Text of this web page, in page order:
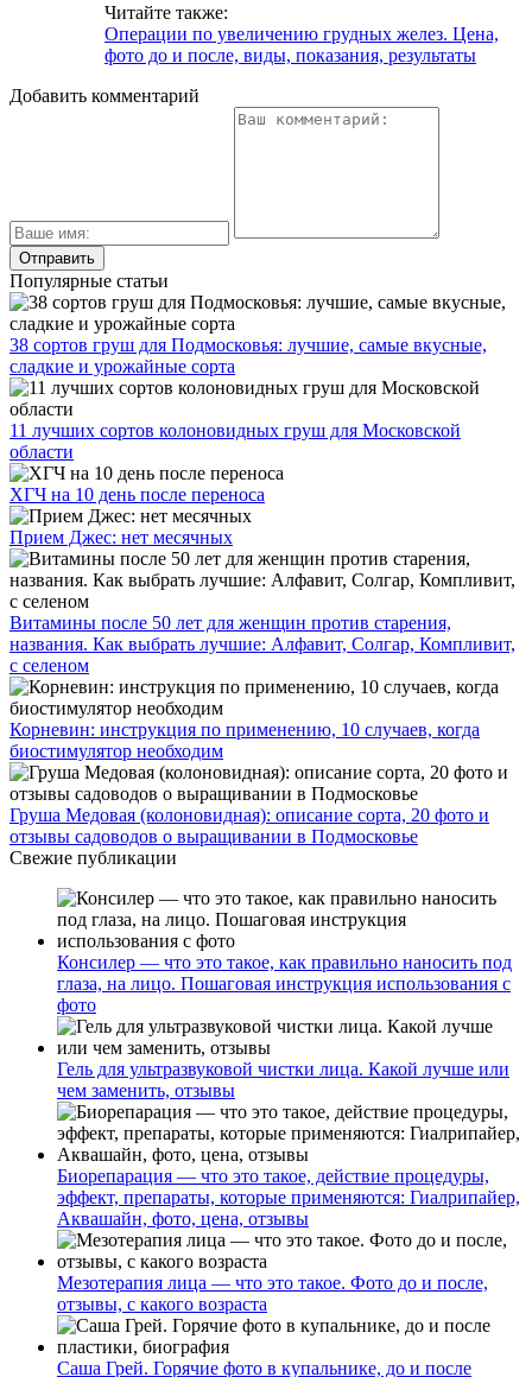
Читайте также:
Операции по увеличению грудных желез. Цена,
фото до и после, виды, показания, результаты
Добавить комментарий
Популярные статьи
38 сортов груш для Подмосковья: лучшие, самые вкусные,
сладкие и урожайные сорта
11 лучших сортов колоновидных груш для Московской
области
ХГЧ на 10 день после переноса
Прием Джес: нет месячных
Витамины после 50 лет для женщин против старения,
названия. Как выбрать лучшие: Алфавит, Солгар, Компливит,
с селеном
Корневин: инструкция по применению, 10 случаев, когда
биостимулятор необходим
Груша Медовая (колоновидная): описание сорта, 20 фото и
отзывы садоводов о выращивании в Подмосковье
Свежие публикации
Консилер — что это такое, как правильно наносить под
глаза, на лицо. Пошаговая инструкция использования с
фото
Гель для ультразвуковой чистки лица. Какой лучше или
чем заменить, отзывы
Биорепарация — что это такое, действие процедуры,
эффект, препараты, которые применяются: Гиалрипайер,
Аквашайн, фото, цена, отзывы
Мезотерапия лица — что это такое. Фото до и после,
отзывы, с какого возраста
Саша Грей. Горячие фото в купальнике, до и после